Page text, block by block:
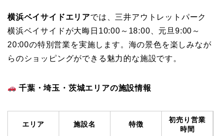
横浜ベイサイドエリアでは、三井アウトレットパーク
横浜ベイサイドが大晦日10:00～18:00、元旦9:00～
20:00の特別営業を実施します。海の景色を楽しみなが
らのショッピングができる魅力的な施設です。
千葉・埼玉・茨城エリアの施設情報
エリア 施設名 特徴
初売り営業
時間